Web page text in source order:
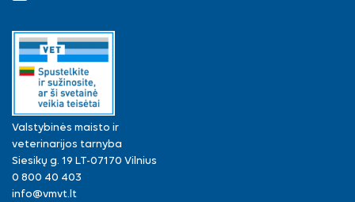
Valstybinės maisto ir
veterinarijos tarnyba
Siesikų g. 19 LT-07170 Vilnius
0 800 40 403
info@vmvt.lt